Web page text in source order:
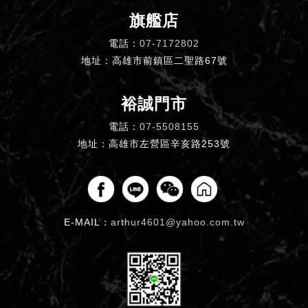
旗艦店
電話： 07-7172802
地址：高雄市前鎮區二聖路67號
裕誠門市
電話： 07-5508155
地址：高雄市左營區辛亥路253號
E-MAIL： arthur4601@yahoo.com.tw